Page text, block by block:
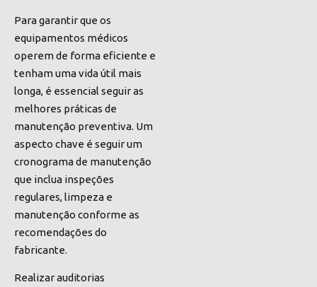
Para garantir que os
equipamentos médicos
operem de forma eficiente e
tenham uma vida útil mais
longa, é essencial seguir as
melhores práticas de
manutenção preventiva. Um
aspecto chave é seguir um
cronograma de manutenção
que inclua inspeções
regulares, limpeza e
manutenção conforme as
recomendações do
fabricante.
Realizar auditorias